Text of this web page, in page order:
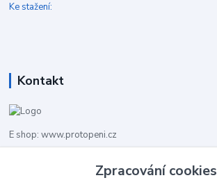
Ke stažení:
Kontakt
E shop: www.protopeni.cz
+420 483 710 226Zpracování cookies